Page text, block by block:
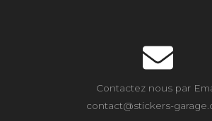
Contactez nous par
contact@stickers-